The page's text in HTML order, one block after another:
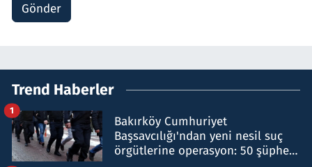
Gönder
Trend Haberler
Bakırköy Cumhuriyet
Başsavcılığı'ndan yeni nesil suç
örgütlerine operasyon: 50 şüpheli
1